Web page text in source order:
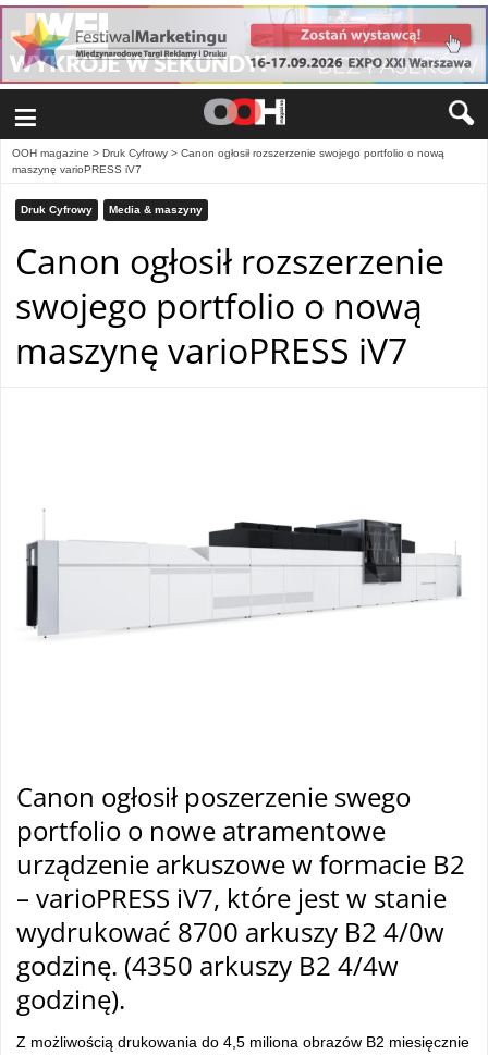
≡
OOH magazine > Druk Cyfrowy > Canon ogłosił rozszerzenie swojego portfolio o nową
maszynę varioPRESS iV7
Druk Cyfrowy Media & maszyny
Canon ogłosił rozszerzenie
swojego portfolio o nową
maszynę varioPRESS iV7
Canon ogłosił poszerzenie swego
portfolio o nowe atramentowe
urządzenie arkuszowe w formacie B2
– varioPRESS iV7, które jest w stanie
wydrukować 8700 arkuszy B2 4/0w
godzinę. (4350 arkuszy B2 4/4w
godzinę).
Z możliwością drukowania do 4,5 miliona obrazów B2 miesięcznie